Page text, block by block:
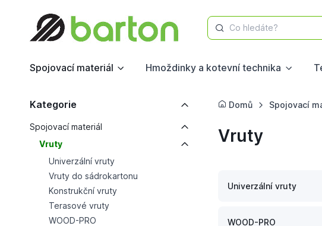
Co hledáte?
Spojovací materiál Hmoždinky a kotevní technika
Kategorie
Spojovací materiál
Vruty
Univerzální vruty
Vruty do sádrokartonu
Konstrukční vruty
Terasové vruty
WOOD-PRO
Domů Spojovací
Vruty
Univerzální vruty
WOOD-PRO